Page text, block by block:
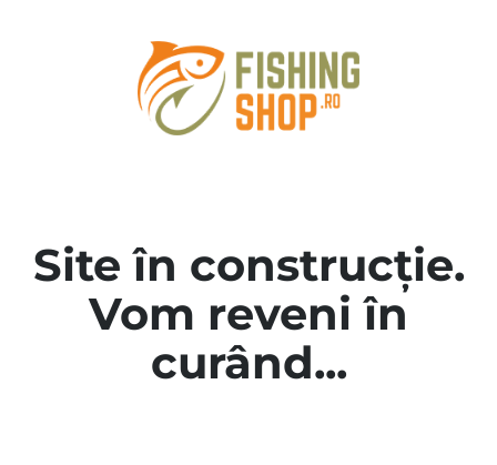
Site în construcție.
Vom reveni în
curând...